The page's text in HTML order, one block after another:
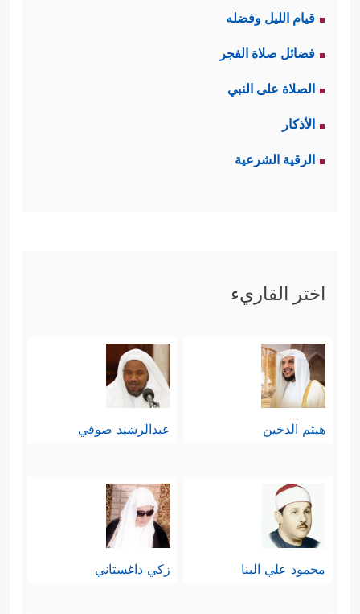
قيام الليل وفضله
فضائل صلاة الفجر
الصلاة على النبي
الأذكار
الرقية الشرعية
اختر القاريء
هيثم الدخين عبدالرشيد صوفي
محمود علي البنا زكي داغستاني